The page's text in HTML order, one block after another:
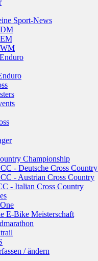
Sport-News
Championship
- Deutsche Cross Country
- Austrian Cross Country
- Italian Cross Country
E-Bike Meisterschaft
/ ändern